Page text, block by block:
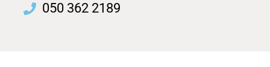
050 362 2189